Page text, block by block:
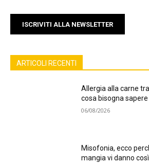
ISCRIVITI ALLA NEWSLETTER
ARTICOLI RECENTI
Allergia alla carne
cosa bisogna sapere
06/08/2026
Misofonia, ecco
mangia vi danno